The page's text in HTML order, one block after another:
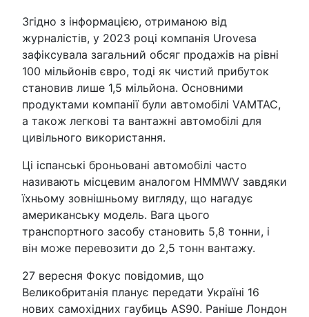
Згідно з інформацією, отриманою від
журналістів, у 2023 році компанія Urovesa
зафіксувала загальний обсяг продажів на рівні
100 мільйонів євро, тоді як чистий прибуток
становив лише 1,5 мільйона. Основними
продуктами компанії були автомобілі VAMTAC,
а також легкові та вантажні автомобілі для
цивільного використання.
Ці іспанські броньовані автомобілі часто
називають місцевим аналогом HMMWV завдяки
їхньому зовнішньому вигляду, що нагадує
американську модель. Вага цього
транспортного засобу становить 5,8 тонни, і
він може перевозити до 2,5 тонн вантажу.
27 вересня Фокус повідомив, що
Великобританія планує передати Україні 16
нових самохідних гаубиць AS90. Раніше Лондон